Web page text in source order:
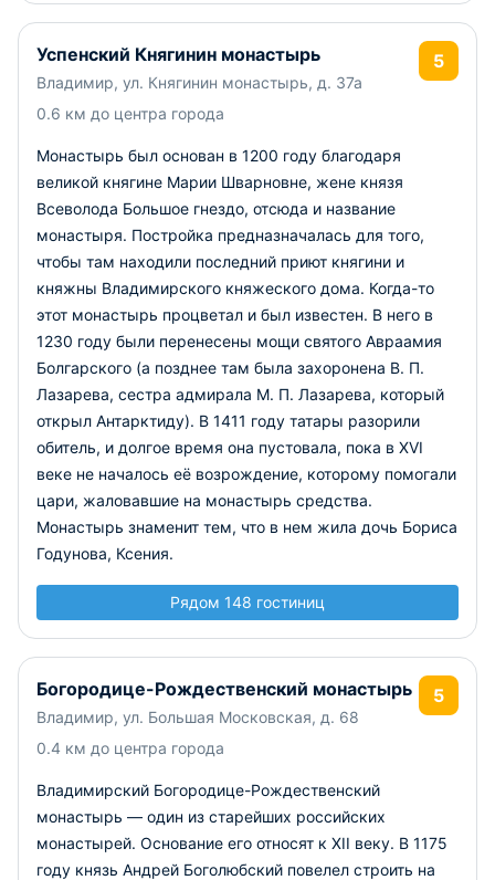
Успенский Княгинин монастырь
Владимир, ул. Княгинин монастырь, д. 37а
0.6 км до центра города
5
Монастырь был основан в 1200 году благодаря
великой княгине Марии Шварновне, жене князя
Всеволода Большое гнездо, отсюда и название
монастыря. Постройка предназначалась для того,
чтобы там находили последний приют княгини и
княжны Владимирского княжеского дома. Когда-то
этот монастырь процветал и был известен. В него в
1230 году были перенесены мощи святого Авраамия
Болгарского (а позднее там была захоронена В. П.
Лазарева, сестра адмирала М. П. Лазарева, который
открыл Антарктиду). В 1411 году татары разорили
обитель, и долгое время она пустовала, пока в XVI
веке не началось её возрождение, которому помогали
цари, жаловавшие на монастырь средства.
Монастырь знаменит тем, что в нем жила дочь Бориса
Годунова, Ксения.
Рядом 148 гостиниц
Богородице-Рождественский монастырь
Владимир, ул. Большая Московская, д. 68
0.4 км до центра города
5
Владимирский Богородице-Рождественский
монастырь — один из старейших российских
монастырей. Основание его относят к XII веку. В 1175
году князь Андрей Боголюбский повелел строить на